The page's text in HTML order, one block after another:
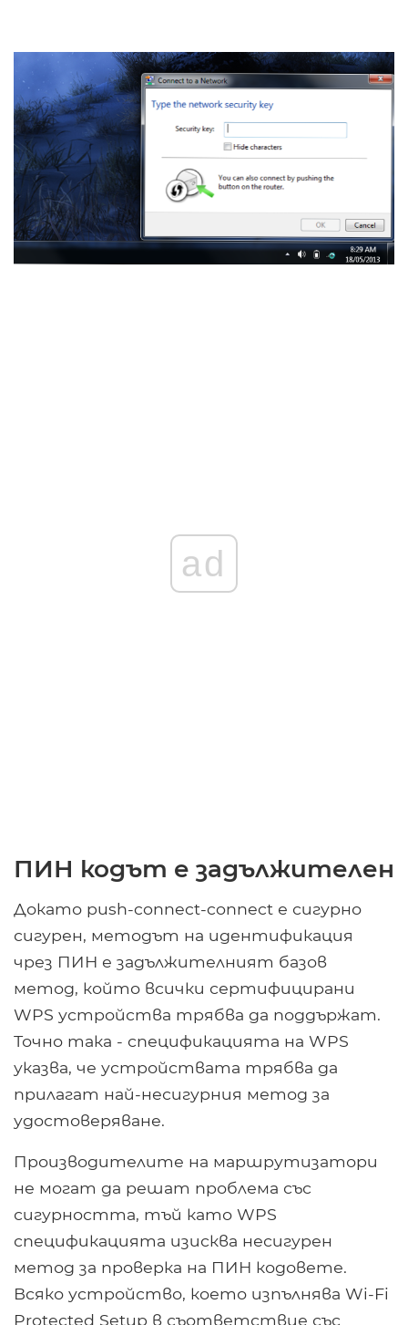
ad
ПИН кодът е задължителен
Докато push-connect-connect е сигурно
сигурен, методът на идентификация
чрез ПИН е задължителният базов
метод, който всички сертифицирани
WPS устройства трябва да поддържат.
Точно така - спецификацията на WPS
указва, че устройствата трябва да
прилагат най-несигурния метод за
удостоверяване.
Производителите на маршрутизатори
не могат да решат проблема със
сигурността, тъй като WPS
спецификацията изисква несигурен
метод за проверка на ПИН кодовете.
Всяко устройство, което изпълнява Wi-Fi
Protected Setup в съответствие със